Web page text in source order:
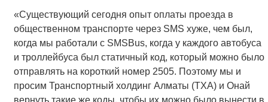
«Существующий сегодня опыт оплаты проезда в
общественном транспорте через SMS хуже, чем был,
когда мы работали с SMSBus, когда у каждого автобуса
и троллейбуса был статичный код, который можно было
отправлять на короткий номер 2505. Поэтому мы и
просим Транспортный холдинг Алматы (ТХА) и Онай